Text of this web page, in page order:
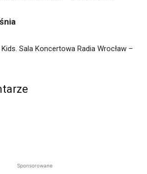
Kids. Sala Koncertowa Radia Wrocław –
Sponsorowane